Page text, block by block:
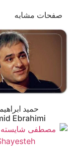
صفحات مشابه
حمید
Ebrahimi